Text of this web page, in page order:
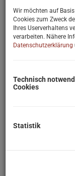
Preis
Wir möchten auf
Cookies zum Zweck
Ihres Userverhaltens
verarbeiten. Nähere
Datenschutzerklärung
Technisch
Cookies
Statistik